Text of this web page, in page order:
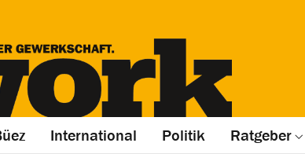
International Politik Ratgeber